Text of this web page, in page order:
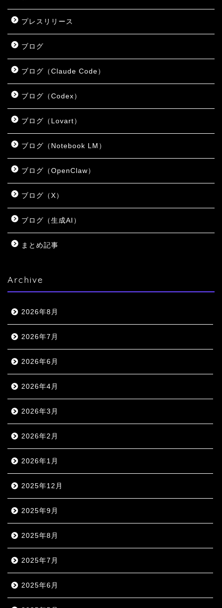
プレスリリース
ブログ
ブログ（Claude Code）
ブログ（Codex）
ブログ（Lovart）
ブログ（Notebook LM）
ブログ（OpenClaw）
ブログ（X）
ブログ（生成AI）
まとめ記事
Archive
2026年8月
2026年7月
2026年6月
2026年4月
2026年3月
2026年2月
2026年1月
2025年12月
2025年9月
2025年8月
2025年7月
2025年6月